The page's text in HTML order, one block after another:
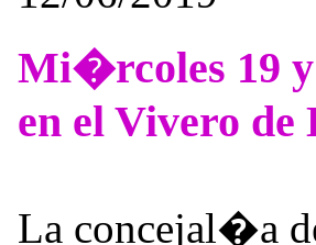
Mi�rcoles 19 y
en el Vivero de
La concejal�a